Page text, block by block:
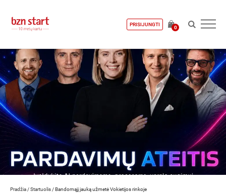
PRISIJUNGTI
0
Pradžia /Startuolis /Bandomąjį jauką užmetė Vokietijos rinkoje